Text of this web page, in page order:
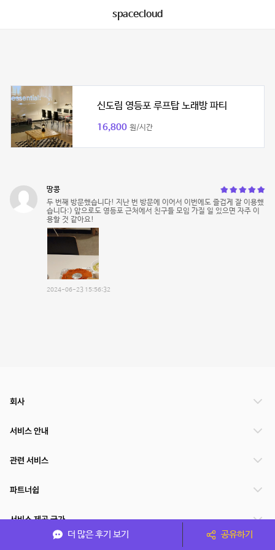
spacecloud
신도림 영등포 루프탑 노래방 파티
16,800 원/시간
땅콩
두 번째 방문했습니다! 지난 번 방문에 이어서 이번에도 즐겁게 잘 이용했
습니다:) 앞으로도 영등포 근처에서 친구들 모임 가질 일 있으면 자주 이
용할 것 같아요!
2024-06-23 15:56:32
더 많은 후기 보기 공유하기
회사
서비스 안내
관련 서비스
파트너쉽
서비스 제공 국가